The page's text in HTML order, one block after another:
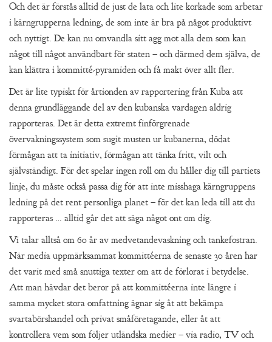
Och det är förstås alltid de just de lata och lite korkade som arbetar
i kärngrupperna ledning, de som inte är bra på något produktivt
och nyttigt. De kan nu omvandla sitt agg mot alla dem som kan
något till något användbart för staten – och därmed dem själva, de
kan klättra i kommitté-pyramiden och få makt över allt fler.
Det är lite typiskt för årtionden av rapportering från Kuba att
denna grundläggande del av den kubanska vardagen aldrig
rapporteras. Det är detta extremt finförgrenade
övervakningssystem som sugit musten ur kubanerna, dödat
förmågan att ta initiativ, förmågan att tänka fritt, vilt och
självständigt. För det spelar ingen roll om du håller dig till partiets
linje, du måste också passa dig för att inte misshaga kärngruppens
ledning på det rent personliga planet – för det kan leda till att du
rapporteras … alltid går det att säga något ont om dig.
Vi talar alltså om 60 år av medvetandevaskning och tankefostran.
När media uppmärksammat kommittéerna de senaste 30 åren har
det varit med små snuttiga texter om att de förlorat i betydelse.
Att man hävdar det beror på att kommittéerna inte längre i
samma mycket stora omfattning ägnar sig åt att bekämpa
svartabörshandel och privat småföretagande, eller åt att
kontrollera vem som följer utländska medier – via radio, TV och